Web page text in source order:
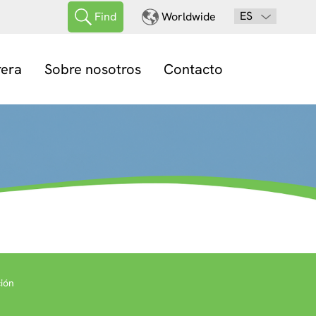
Find Worldwide ES
Sobre nosotros Contacto